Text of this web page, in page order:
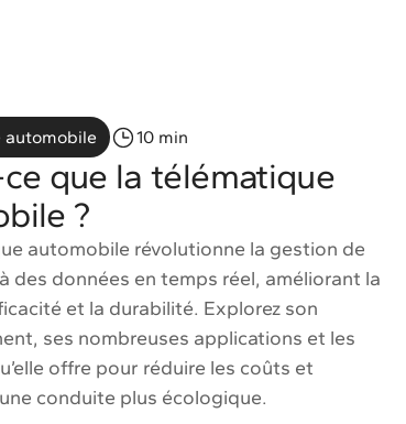
automobile 10 min
que la télématique
?
automobile révolutionne la gestion de
des données en temps réel, améliorant la
et la durabilité. Explorez son
ses nombreuses applications et les
offre pour réduire les coûts et
conduite plus écologique.